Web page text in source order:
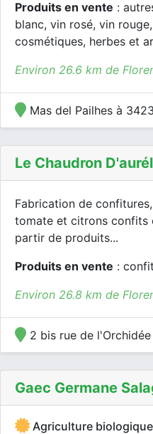
Produits en vente :
blanc, vin rosé, vin
cosmétiques, herbes et
Environ 26.6 km de
Mas del Pailhes à
Le Chaudron
Fabrication de
tomate et citrons confits
partir de produits...
Produits en vente :
Environ 26.8 km de
2 bis rue de
Gaec Germane
Agriculture biologique